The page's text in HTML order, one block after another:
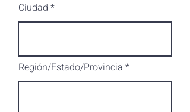
Ciudad
Región/Estado/Provincia